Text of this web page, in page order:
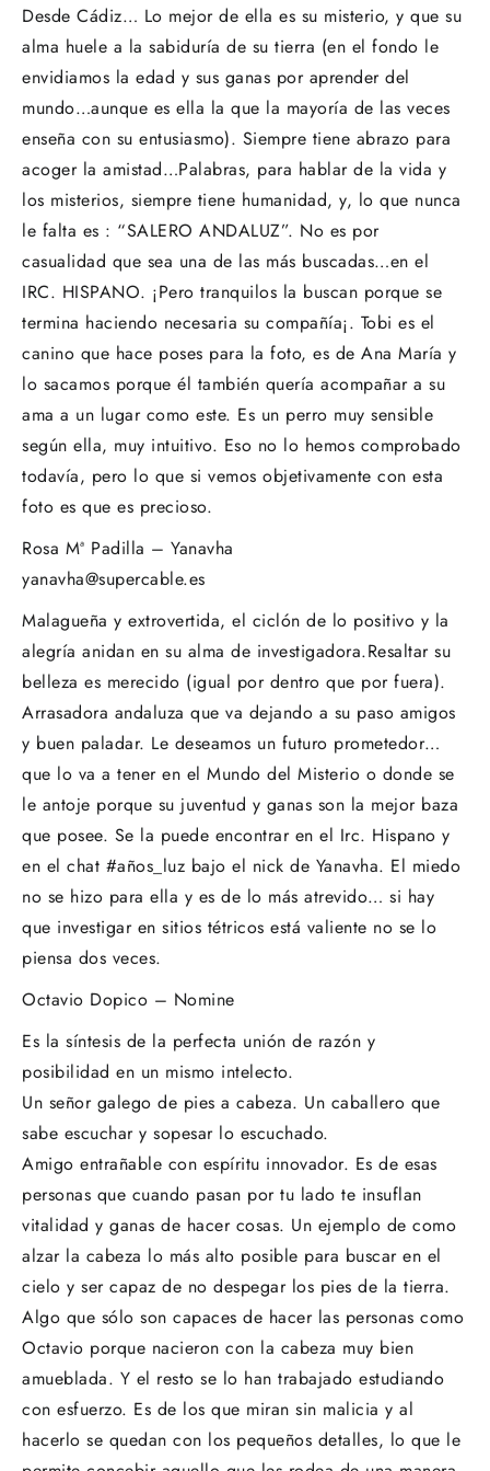
Desde Cádiz… Lo mejor de ella es su misterio, y que su
alma huele a la sabiduría de su tierra (en el fondo le
envidiamos la edad y sus ganas por aprender del
mundo…aunque es ella la que la mayoría de las veces
enseña con su entusiasmo). Siempre tiene abrazo para
acoger la amistad…Palabras, para hablar de la vida y
los misterios, siempre tiene humanidad, y, lo que nunca
le falta es : “SALERO ANDALUZ”. No es por
casualidad que sea una de las más buscadas…en el
IRC. HISPANO. ¡Pero tranquilos la buscan porque se
termina haciendo necesaria su compañía¡. Tobi es el
canino que hace poses para la foto, es de Ana María y
lo sacamos porque él también quería acompañar a su
ama a un lugar como este. Es un perro muy sensible
según ella, muy intuitivo. Eso no lo hemos comprobado
todavía, pero lo que si vemos objetivamente con esta
foto es que es precioso.
Rosa Mª Padilla – Yanavha
yanavha@supercable.es
Malagueña y extrovertida, el ciclón de lo positivo y la
alegría anidan en su alma de investigadora.Resaltar su
belleza es merecido (igual por dentro que por fuera).
Arrasadora andaluza que va dejando a su paso amigos
y buen paladar. Le deseamos un futuro prometedor…
que lo va a tener en el Mundo del Misterio o donde se
le antoje porque su juventud y ganas son la mejor baza
que posee. Se la puede encontrar en el Irc. Hispano y
en el chat #años_luz bajo el nick de Yanavha. El miedo
no se hizo para ella y es de lo más atrevido… si hay
que investigar en sitios tétricos está valiente no se lo
piensa dos veces.
Octavio Dopico – Nomine
Es la síntesis de la perfecta unión de razón y
posibilidad en un mismo intelecto.
Un señor galego de pies a cabeza. Un caballero que
sabe escuchar y sopesar lo escuchado.
Amigo entrañable con espíritu innovador. Es de esas
personas que cuando pasan por tu lado te insuflan
vitalidad y ganas de hacer cosas. Un ejemplo de como
alzar la cabeza lo más alto posible para buscar en el
cielo y ser capaz de no despegar los pies de la tierra.
Algo que sólo son capaces de hacer las personas como
Octavio porque nacieron con la cabeza muy bien
amueblada. Y el resto se lo han trabajado estudiando
con esfuerzo. Es de los que miran sin malicia y al
hacerlo se quedan con los pequeños detalles, lo que le